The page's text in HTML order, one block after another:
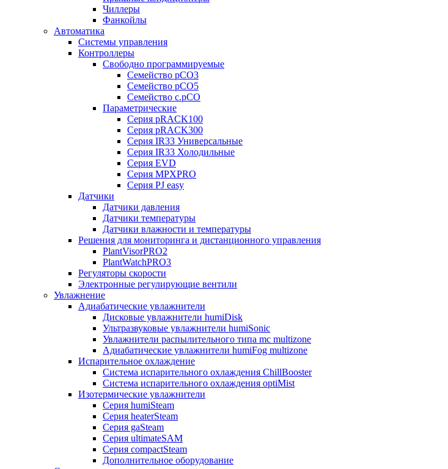
Чиллеры
Фанкойлы
Автоматика
Системы управления
Контроллеры
Свободно программируемые
Семейство pCO3
Семейство pCO5
Семейство c.pCO
Параметрические
Серия pRACK100
Серия pRACK300
Серия IR33 Универсальные
Серия IR33 Холодильные
Серия EVD
Серия MPXPRO
Серия PJ easy
Датчики
Датчики давления
Датчики температуры
Датчики влажности и температуры
Решения для мониторинга и дистанционного управления
PlantVisorPRO2
PlantWatchPRO3
Регуляторы скорости
Электронные регулирующие вентили
Увлажнение
Адиабатические увлажнители
Дисковые увлажнители humiDisk
Ультразвуковые увлажнители humiSonic
Увлажнители распылительного типа mc multizone
Адиабатические увлажнители humiFog multizone
Испарительное охлаждение
Система испарительного охлаждения ChillBooster
Система испарительного охлаждения optiMist
Изотермические увлажнители
Серия humiSteam
Серия heaterSteam
Серия gaSteam
Серия ultimateSAM
Серия compactSteam
Дополнительное оборудование